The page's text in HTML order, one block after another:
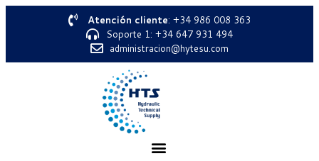
Atención cliente: +34 986 008 363
Soporte 1: +34 647 931 494
administracion@hytesu.com